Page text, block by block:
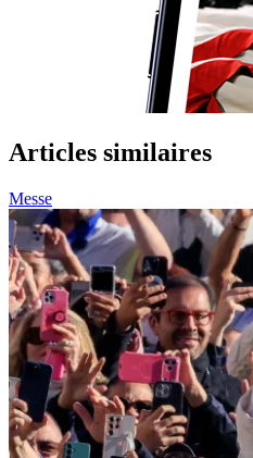
Articles similaires
Messe